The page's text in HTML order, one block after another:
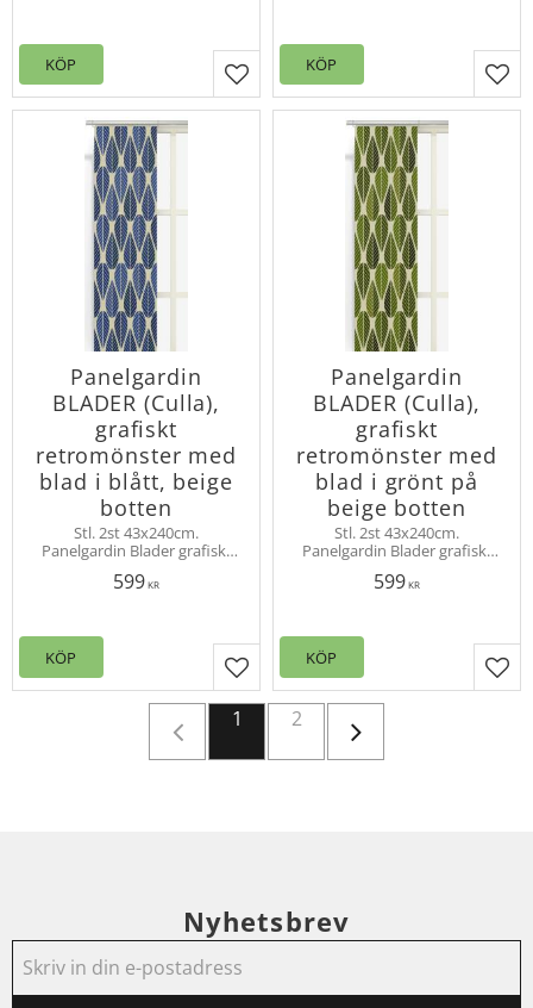
Lägg till i favoriter
KÖP KÖP
Panelgardin
BLADER (Culla),
grafiskt
retromönster med
blad i blått, beige
botten
Stl. 2st 43x240cm.
Panelgardin Blader grafiskt
Designat av Louise Videlyck.
599KR
Lägg till i favoriter
KÖP
Panelgardin
BLADER (Culla),
grafiskt
retromönster med
blad i grönt på
beige botten
Stl. 2st 43x240cm.
Panelgardin Blader grafiskt
Designat av Louise Videlyck.
599KR
KÖP
1 2
Nyhetsbrev